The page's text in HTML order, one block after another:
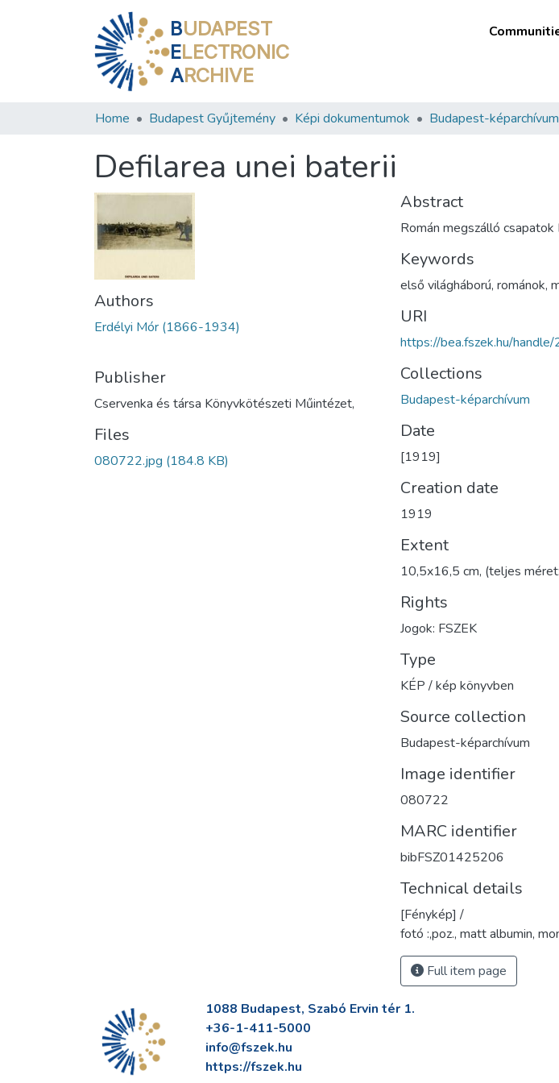
BUDAPEST
ELECTRONIC
ARCHIVE
Home Budapest Gyűjtemény Képi dokumentumok Budapest-képarchívum
Defilarea unei baterii
Authors
Erdélyi Mór (1866-1934)
Publisher
Cservenka és társa Könyvkötészeti Műintézet,
Files
080722.jpg (184.8 KB)
Abstract
Román megszálló
Keywords
első világháború, románok,
URI
https://bea.fszek.hu/
Collections
Budapest-képarchívum
Date
[1919]
Creation date
1919
Extent
10,5x16,5 cm, (teljes
Rights
Jogok: FSZEK
Type
KÉP / kép könyvben
Source collection
Budapest-képarchívum
Image identifier
080722
MARC identifier
bibFSZ01425206
Technical details
[Fénykép] /
fotó :,poz., matt albumin,
Full item page
1088 Budapest, Szabó Ervin tér 1.
+36-1-411-5000
info@fszek.hu
https://fszek.hu